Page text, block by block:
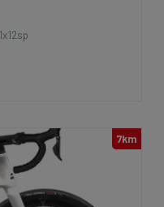
7km